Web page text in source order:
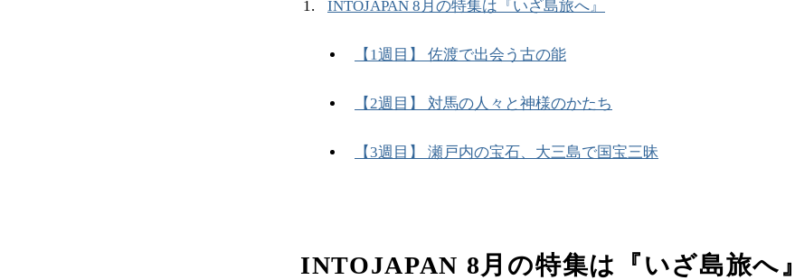
INTOJAPAN 8月の特集は『いざ島旅へ』
【1週目】 佐渡で出会う古の能
【2週目】 対馬の人々と神様のかたち
【3週目】 瀬戸内の宝石、大三島で国宝三昧
INTOJAPAN 8月の特集は『いざ島旅へ』